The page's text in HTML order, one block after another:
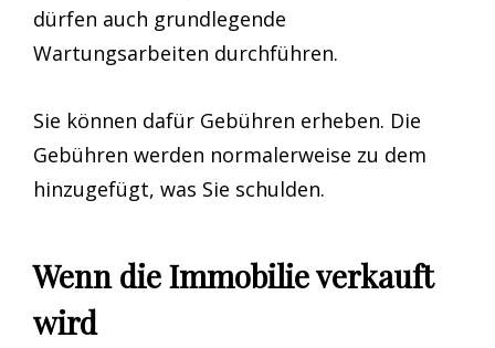
dürfen auch grundlegende
Wartungsarbeiten durchführen.
Sie können dafür Gebühren erheben. Die
Gebühren werden normalerweise zu dem
hinzugefügt, was Sie schulden.
Wenn die Immobilie verkauft
wird